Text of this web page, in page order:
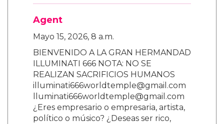
Agent
Mayo 15, 2026, 8 a.m.
BIENVENIDO A LA GRAN HERMANDAD
ILLUMINATI 666 NOTA: NO SE
REALIZAN SACRIFICIOS HUMANOS
illuminati666worldtemple@gmail.com
lluminati666worldtemple@gmail.com
¿Eres empresario o empresaria, artista,
político o músico? ¿Deseas ser rico,